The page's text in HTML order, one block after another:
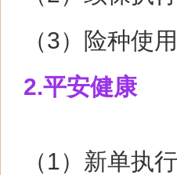
（3）险种使
2.平安健康
（1）新单执